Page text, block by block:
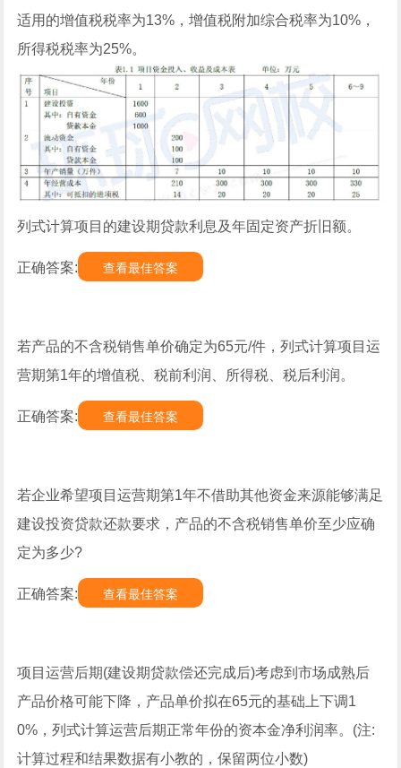
适用的增值税税率为13%，增值税附加综合税率为10%，
所得税税率为25%。
列式计算项目的建设期贷款利息及年固定资产折旧额。
正确答案: 查看最佳答案
若产品的不含税销售单价确定为65元/件，列式计算项目运
营期第1年的增值税、税前利润、所得税、税后利润。
正确答案: 查看最佳答案
若企业希望项目运营期第1年不借助其他资金来源能够满足
建设投资贷款还款要求，产品的不含税销售单价至少应确
定为多少?
正确答案: 查看最佳答案
项目运营后期(建设期贷款偿还完成后)考虑到市场成熟后
产品价格可能下降，产品单价拟在65元的基础上下调1
0%，列式计算运营后期正常年份的资本金净利润率。(注:
计算过程和结果数据有小教的，保留两位小数)